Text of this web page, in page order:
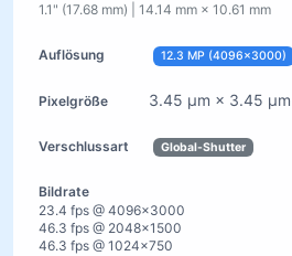
1.1" (17.68 mm) | 14.14 mm × 10.61 mm
12.3 MP (4096×3000)
3.45 µm × 3.45 µm
Global-Shutter
23.4 fps @ 4096×3000
46.3 fps @ 2048×1500
46.3 fps @ 1024×750